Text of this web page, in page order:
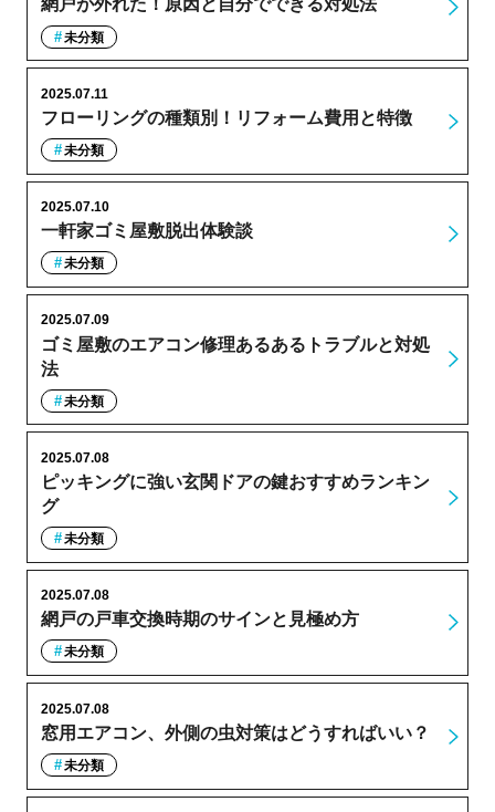
網戸が外れた！原因と自分でできる対処法
未分類
フローリングの種類別！リフォーム費用と特徴
2025.07.11
未分類
一軒家ゴミ屋敷脱出体験談
2025.07.10
未分類
ゴミ屋敷のエアコン修理あるあるトラブルと対処
法
2025.07.09
未分類
ピッキングに強い玄関ドアの鍵おすすめランキン
グ
2025.07.08
未分類
網戸の戸車交換時期のサインと見極め方
2025.07.08
未分類
窓用エアコン、外側の虫対策はどうすればいい？
2025.07.08
未分類